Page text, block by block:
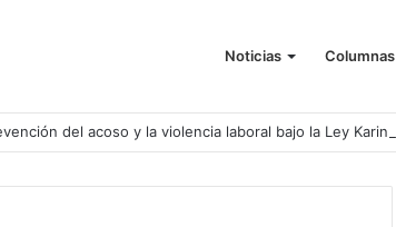
Noticias Columnas
del acoso y la violencia laboral bajo la Ley Karin